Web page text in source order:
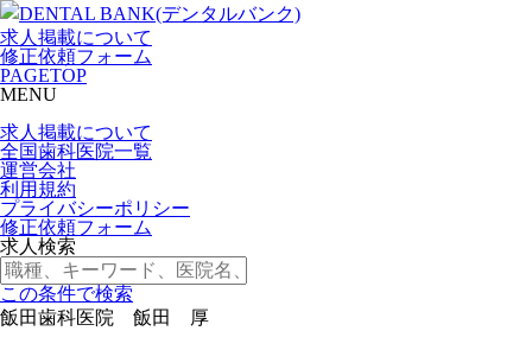
求人掲載について
修正依頼フォーム
PAGETOP
MENU
求人掲載について
全国歯科医院一覧
運営会社
利用規約
プライバシーポリシー
修正依頼フォーム
求人検索
この条件で検索
飯田歯科医院 飯田 厚